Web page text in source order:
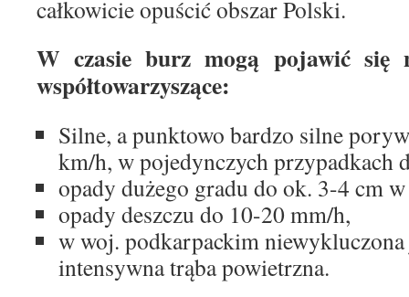
całkowicie opuścić obszar Polski.
W czasie burz mogą pojawić się
współtowarzyszące:
Silne, a punktowo bardzo silne
km/h, w pojedynczych przypadkach
opady dużego gradu do ok. 3-4 cm
opady deszczu do 10-20 mm/h,
w woj. podkarpackim
intensywna trąba powietrzna.